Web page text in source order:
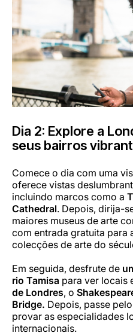
Dia 2: Explore a
seus bairros
Comece o dia com uma
oferece vistas
incluindo marcos como a
Cathedral. Depois, dirija-
maiores museus de arte
com entrada gratuita para
colecções de arte do
Em seguida, desfrute de
rio Tamisa para ver locais
de Londres, o
Bridge. Depois, passe
provar as especialidades
internacionais.